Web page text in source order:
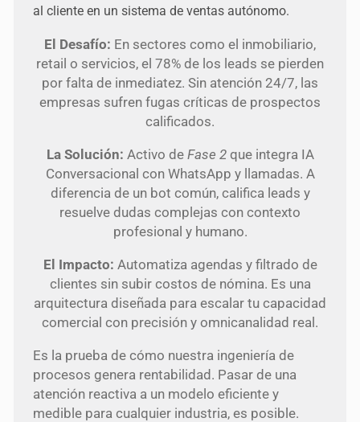
al cliente en un sistema de ventas autónomo.
El Desafío: En sectores como el inmobiliario,
retail o servicios, el 78% de los leads se pierden
por falta de inmediatez. Sin atención 24/7, las
empresas sufren fugas críticas de prospectos
calificados.
La Solución: Activo de Fase 2que integra IA
Conversacional con WhatsApp y llamadas. A
diferencia de un bot común, califica leads y
resuelve dudas complejas con contexto
profesional y humano.
El Impacto: Automatiza agendas y filtrado de
clientes sin subir costos de nómina. Es una
arquitectura diseñada para escalar tu capacidad
comercial con precisión y omnicanalidad real.
Es la prueba de cómo nuestra ingeniería de
procesos genera rentabilidad. Pasar de una
atención reactiva a un modelo eficiente y
medible para cualquier industria, es posible.